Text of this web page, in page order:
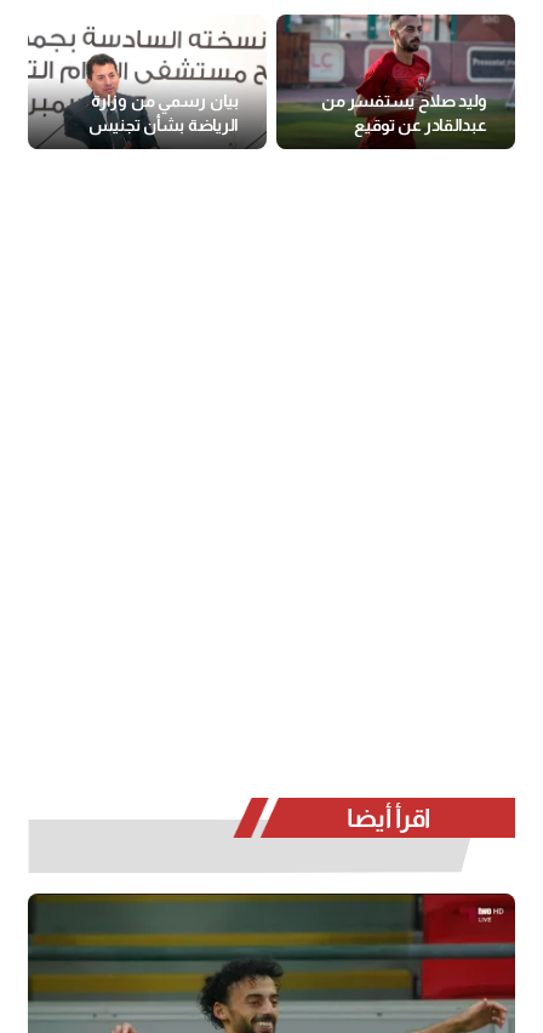
وليد صلاح يستفسر من
عبدالقادر عن توقيع
للزمالك
بيان رسمي من وزارة
الرياضة بشأن تجنيس
اللاعبين المصريين
اقرأ أيضا